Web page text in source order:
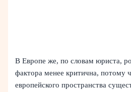
В Европе же, по словам юриста,
фактора менее критична, потому
европейского пространства